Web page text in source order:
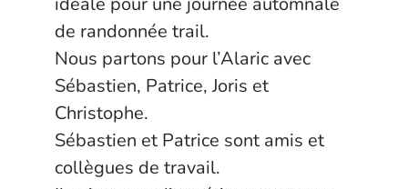
de randonnée trail.
Nous partons pour l’Alaric avec
Sébastien, Patrice, Joris et
Christophe.
Sébastien et Patrice sont amis et
collègues de travail.